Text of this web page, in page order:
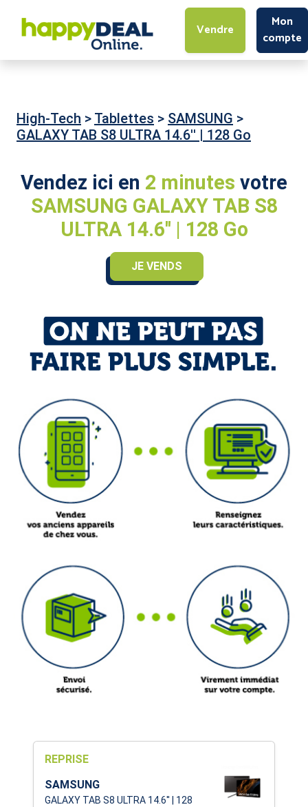
Vendre
Mon
compte
High-Tech > Tablettes > SAMSUNG >
GALAXY TAB S8 ULTRA 14.6'' | 128 Go
Vendez ici en 2 minutes votre
SAMSUNG GALAXY TAB S8
ULTRA 14.6'' | 128 Go
JE VENDS
REPRISE
SAMSUNG
GALAXY TAB S8 ULTRA 14.6'' | 128